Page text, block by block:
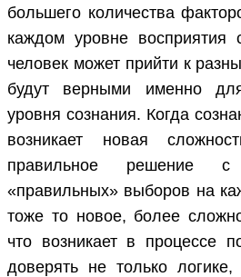
большего количества
каждом уровне восприятия
человек может прийти к
будут верными именно
уровня сознания. Когда
возникает новая
правильное решение с
«правильных» выборов на
тоже то новое, более
что возникает в процессе
доверять не только